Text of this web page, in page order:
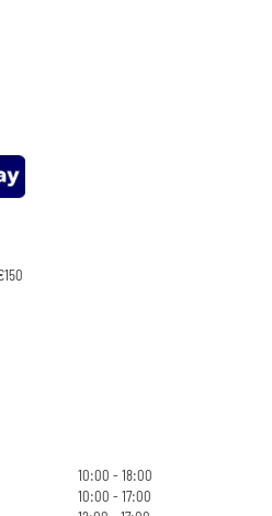
10:00 - 18:00
10:00 - 17:00